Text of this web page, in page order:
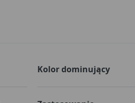
Kolor dominujący